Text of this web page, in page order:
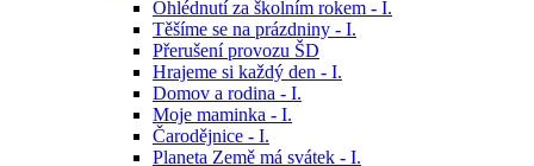
Ohlédnutí za školním rokem - I.
Těšíme se na prázdniny - I.
Přerušení provozu ŠD
Hrajeme si každý den - I.
Domov a rodina - I.
Moje maminka - I.
Čarodějnice - I.
Planeta Země má svátek - I.